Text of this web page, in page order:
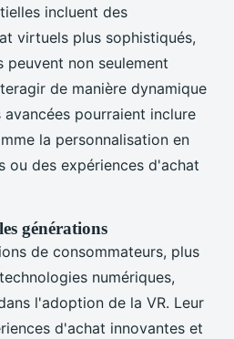
incluent des
virtuels plus sophistiqués,
peuvent non seulement
de manière dynamique
pourraient inclure
la personnalisation en
ou des expériences d'achat
générations
de consommateurs, plus
numériques,
l'adoption de la VR. Leur
d'achat innovantes et